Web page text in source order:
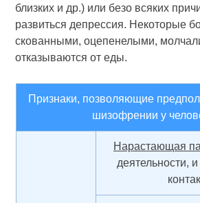
близких и др.) или безо всяких
развиться депрессия. Некоторые
ско­ванными, оцепенелыми,
отказываются от еды.
Признаки, позволяющие
шизофрении у
Нарастающая
деятельности,